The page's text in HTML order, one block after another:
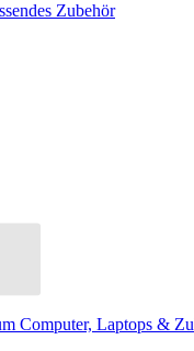
Zubehör
Computer, Laptops &